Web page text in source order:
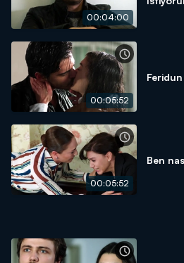
00:04:00
00:05:52
00:05:52
Ben